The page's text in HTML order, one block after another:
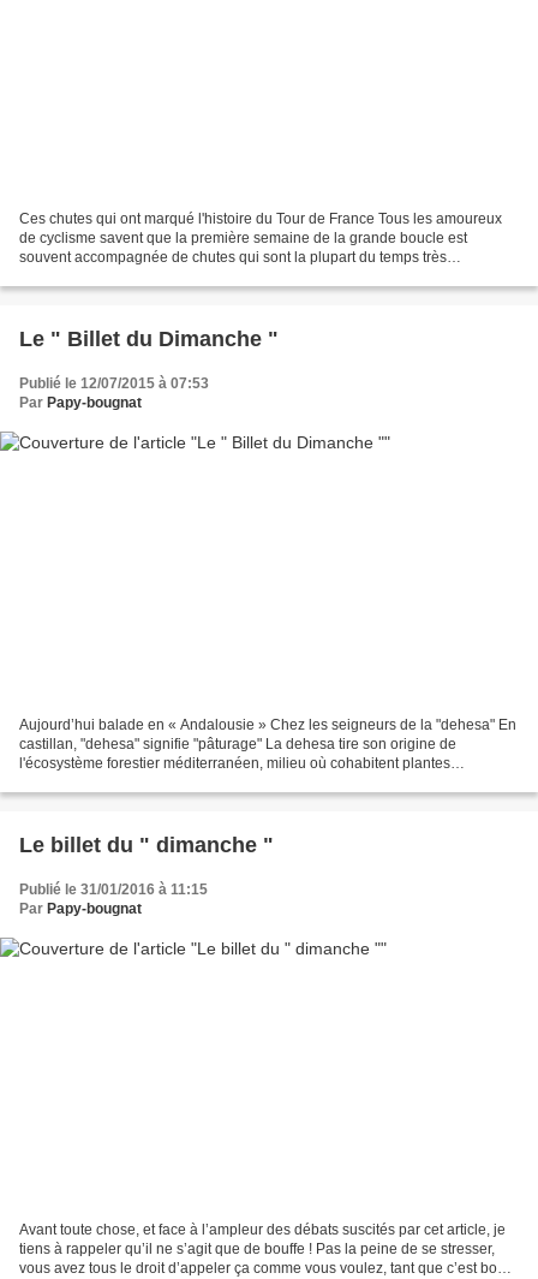
Ces chutes qui ont marqué l'histoire du Tour de France Tous les amoureux
de cyclisme savent que la première semaine de la grande boucle est
souvent accompagnée de chutes qui sont la plupart du temps très
Le " Billet du Dimanche "
Publié le 12/07/2015 à 07:53
Par Papy-bougnat
Aujourd’hui balade en « Andalousie » Chez les seigneurs de la "dehesa" En
castillan, "dehesa" signifie "pâturage" La dehesa tire son origine de
l'écosystème forestier méditerranéen, milieu où cohabitent plantes
Le billet du " dimanche "
Publié le 31/01/2016 à 11:15
Par Papy-bougnat
Avant toute chose, et face à l’ampleur des débats suscités par cet article, je
tiens à rappeler qu’il ne s’agit que de bouffe ! Pas la peine de se stresser,
vous avez tous le droit d’appeler ça comme vous voulez, tant que c’est bon !